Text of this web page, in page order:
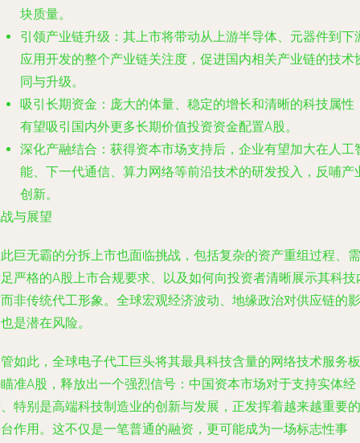
块质量。
引领产业链升级 ：其上市将带动从上游半导体、元器件到下
应用开发的整个产业链关注度，促进国内相关产业链的技术
同与升级。
吸引长期资金 ：庞大的体量、稳定的增长和清晰的科技属性
有望吸引国内外更多长期价值投资资金配置A股。
深化产融结合 ：获得资本市场支持后，企业有望加大在人工
能、下一代通信、算力网络等前沿技术的研发投入，反哺产
创新。
与展望
巨无霸的分拆上市也面临挑战，包括复杂的资产重组过程、需
严格的A股上市合规要求、以及如何向投资者清晰展示其科技
非传统代工形象。全球宏观经济波动、地缘政治对供应链的影
是潜在风险。
如此，全球电子代工巨头将其最具科技含量的网络技术服务板
准A股，释放出一个强烈信号：中国资本市场对于支持实体经
特别是高端科技制造业的创新与发展，正发挥着越来越重要的
作用。这不仅是一笔普通的融资，更可能成为一场标志性事